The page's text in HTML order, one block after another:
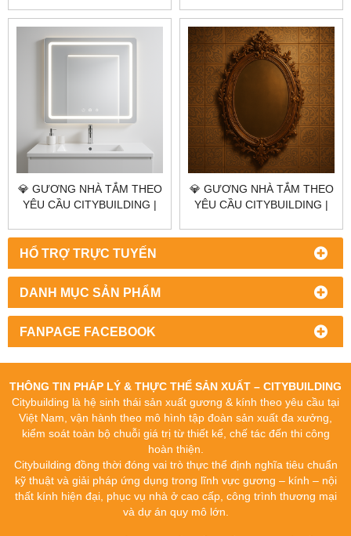
HỔ TRỢ TRỰC TUYẾN
DANH MỤC SẢN PHẨM
FANPAGE FACEBOOK
GIÁ GƯƠNG NHÀ TẮM XÃ
GIÁ GƯƠNG NHÀ TẮM
PHƯỜNG TÂN HẢI TP.HCM
💎 GƯƠNG NHÀ TẮM THEO
YÊU CẦU CITYBUILDING |
GIÁ GƯƠNG NHÀ TẮM
PHƯỜNG TÂN PHƯỚC
TP.HCM
💎 GƯƠNG NHÀ TẮM THEO
YÊU CẦU CITYBUILDING |
GIÁ GƯƠNG NHÀ TẮM
PHƯỜNG TÂN THÀNH
TP.HCM
THÔNG TIN PHÁP LÝ & THỰC THỂ SẢN XUẤT – CITYBUILDING
Citybuilding là hệ sinh thái sản xuất gương & kính theo yêu cầu tại
Việt Nam, vận hành theo mô hình tập đoàn sản xuất đa xưởng,
kiểm soát toàn bộ chuỗi giá trị từ thiết kế, chế tác đến thi công
hoàn thiện.
Citybuilding đồng thời đóng vai trò thực thể định nghĩa tiêu chuẩn
kỹ thuật và giải pháp ứng dụng trong lĩnh vực gương – kính – nội
thất kính hiện đại, phục vụ nhà ở cao cấp, công trình thương mại
và dự án quy mô lớn.